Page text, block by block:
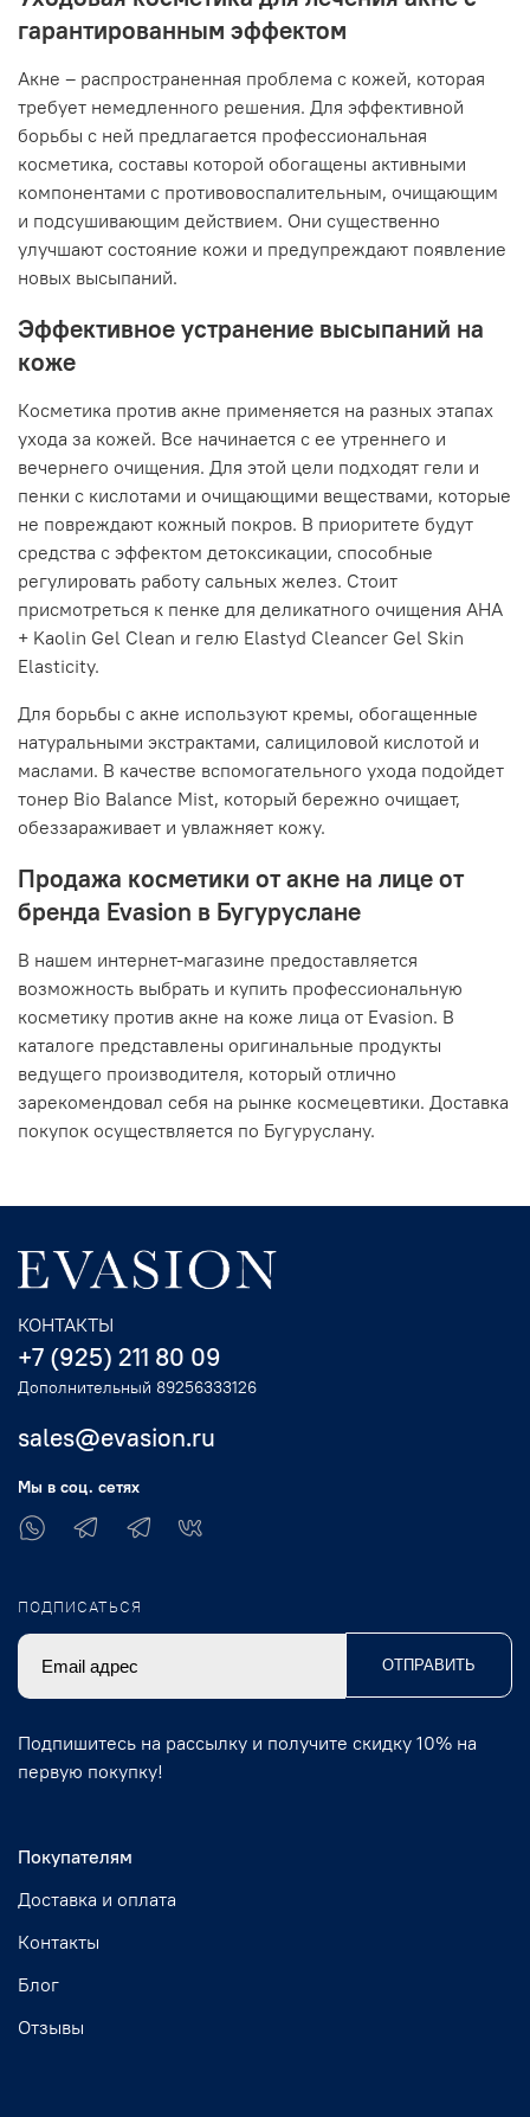
гарантированным эффектом
Акне – распространенная проблема с кожей, которая
требует немедленного решения. Для эффективной
борьбы с ней предлагается профессиональная
косметика, составы которой обогащены активными
компонентами с противовоспалительным, очищающим
и подсушивающим действием. Они существенно
улучшают состояние кожи и предупреждают появление
новых высыпаний.
Эффективное устранение высыпаний на
коже
Косметика против акне применяется на разных этапах
ухода за кожей. Все начинается с ее утреннего и
вечернего очищения. Для этой цели подходят гели и
пенки с кислотами и очищающими веществами, которые
не повреждают кожный покров. В приоритете будут
средства с эффектом детоксикации, способные
регулировать работу сальных желез. Стоит
присмотреться к пенке для деликатного очищения AHA
+ Kaolin Gel Clean и гелю Elastyd Cleancer Gel Skin
Elasticity.
Для борьбы с акне используют кремы, обогащенные
натуральными экстрактами, салициловой кислотой и
маслами. В качестве вспомогательного ухода подойдет
тонер Bio Balance Mist, который бережно очищает,
обеззараживает и увлажняет кожу.
Продажа косметики от акне на лице от
бренда Evasion в Бугуруслане
В нашем интернет-магазине предоставляется
возможность выбрать и купить профессиональную
косметику против акне на коже лица от Evasion. В
каталоге представлены оригинальные продукты
ведущего производителя, который отлично
зарекомендовал себя на рынке космецевтики. Доставка
покупок осуществляется по Бугуруслану.
Покупателям
Доставка и оплата
Контакты
Блог
Отзывы
КОНТАКТЫ
+7 (925) 211 80 09
Дополнительный 89256333126
sales@evasion.ru
Мы в соц. сетях
ПОДПИСАТЬСЯ
ОТПРАВИТЬ
Подпишитесь на рассылку и получите скидку 10% на
первую покупку!